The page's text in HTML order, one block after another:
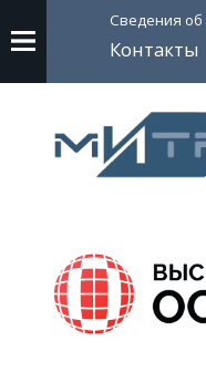
Сведения об
Контакты